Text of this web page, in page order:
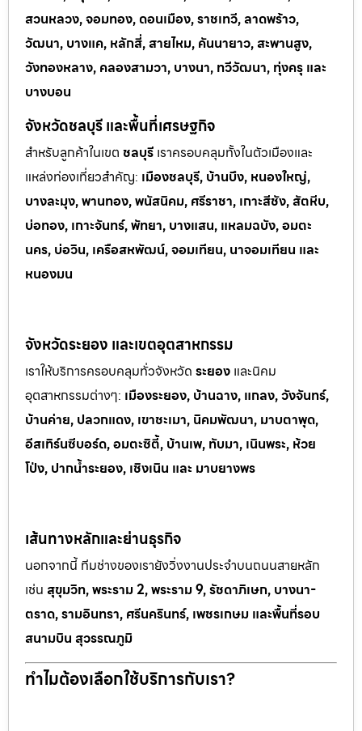
สวนหลวง, จอมทอง, ดอนเมือง, ราชเทวี, ลาดพร้าว,
วัฒนา, บางแค, หลักสี่, สายไหม, คันนายาว, สะพานสูง,
วังทองหลาง, คลองสามวา, บางนา, ทวีวัฒนา, ทุ่งครุ และ
บางบอน
จังหวัดชลบุรี และพื้นที่เศรษฐกิจ
สำหรับลูกค้าในเขต ชลบุรี เราครอบคลุมทั้งในตัวเมืองและ
แหล่งท่องเที่ยวสำคัญ: เมืองชลบุรี, บ้านบึง, หนองใหญ่,
บางละมุง, พานทอง, พนัสนิคม, ศรีราชา, เกาะสีชัง, สัตหีบ,
บ่อทอง, เกาะจันทร์, พัทยา, บางแสน, แหลมฉบัง, อมตะ
นคร, บ่อวิน, เครือสหพัฒน์, จอมเทียน, นาจอมเทียน และ
หนองมน
จังหวัดระยอง และเขตอุตสาหกรรม
เราให้บริการครอบคลุมทั่วจังหวัด ระยอง และนิคม
อุตสาหกรรมต่างๆ: เมืองระยอง, บ้านฉาง, แกลง, วังจันทร์,
บ้านค่าย, ปลวกแดง, เขาชะเมา, นิคมพัฒนา, มาบตาพุด,
อีสเทิร์นซีบอร์ด, อมตะซิตี้, บ้านเพ, ทับมา, เนินพระ, ห้วย
โป่ง, ปากน้ำระยอง, เชิงเนิน และ มาบยางพร
เส้นทางหลักและย่านธุรกิจ
นอกจากนี้ ทีมช่างของเรายังวิ่งงานประจำบนถนนสายหลัก
เช่น สุขุมวิท, พระราม 2, พระราม 9, รัชดาภิเษก, บางนา-
ตราด, รามอินทรา, ศรีนครินทร์, เพชรเกษม และพื้นที่รอบ
สนามบิน สุวรรณภูมิ
ทำไมต้องเลือกใช้บริการกับเรา?